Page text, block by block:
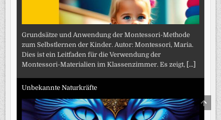
Grundsätze und Anwendung der Montessori-Methode
zum Selbstlernen der Kinder. Autor: Montessori, Maria.
Dies ist ein Leitfaden für die Verwendung der
Montessori-Materialien im Klassenzimmer. Es zeigt, [...]
Unbekannte Naturkräfte
TO
TOP